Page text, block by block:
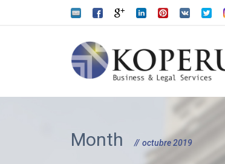
Month octubre 2019